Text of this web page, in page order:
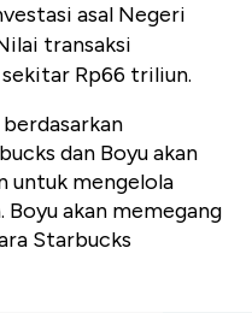
asal Negeri
transaksi
Rp66 triliun.
dan Boyu akan
untuk mengelola
akan memegang
Starbucks